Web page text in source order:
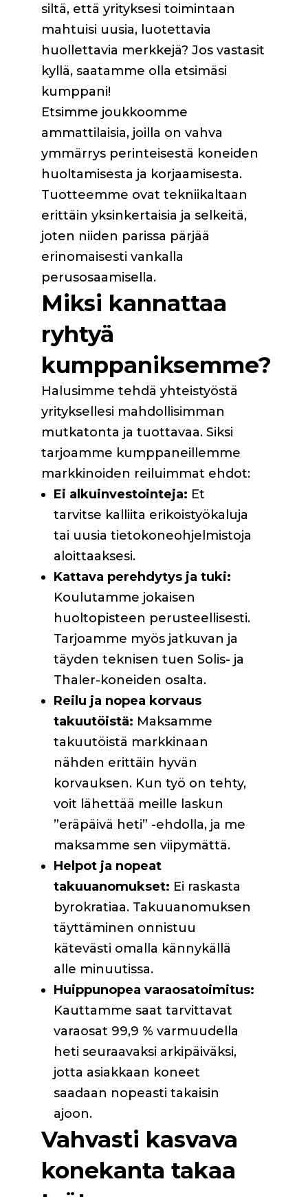
siltä, että yrityksesi toimintaan
mahtuisi uusia, luotettavia
huollettavia merkkejä? Jos vastasit
kyllä, saatamme olla etsimäsi
kumppani!
Etsimme joukkoomme
ammattilaisia, joilla on vahva
ymmärrys perinteisestä koneiden
huoltamisesta ja korjaamisesta.
Tuotteemme ovat tekniikaltaan
erittäin yksinkertaisia ja selkeitä,
joten niiden parissa pärjää
erinomaisesti vankalla
perusosaamisella.
Miksi kannattaa
ryhtyä
kumppaniksemme?
Halusimme tehdä yhteistyöstä
yrityksellesi mahdollisimman
mutkatonta ja tuottavaa. Siksi
tarjoamme kumppaneillemme
markkinoiden reiluimmat ehdot:
Ei alkuinvestointeja: Et
tarvitse kalliita erikoistyökaluja
tai uusia tietokoneohjelmistoja
aloittaaksesi.
Kattava perehdytys ja tuki:
Koulutamme jokaisen
huoltopisteen perusteellisesti.
Tarjoamme myös jatkuvan ja
täyden teknisen tuen Solis- ja
Thaler-koneiden osalta.
Reilu ja nopea korvaus
takuutöistä: Maksamme
takuutöistä markkinaan
nähden erittäin hyvän
korvauksen. Kun työ on tehty,
voit lähettää meille laskun
”eräpäivä heti” -ehdolla, ja me
maksamme sen viipymättä.
Helpot ja nopeat
takuuanomukset: Ei raskasta
byrokratiaa. Takuuanomuksen
täyttäminen onnistuu
kätevästi omalla kännykällä
alle minuutissa.
Huippunopea varaosatoimitus:
Kauttamme saat tarvittavat
varaosat 99,9 % varmuudella
heti seuraavaksi arkipäiväksi,
jotta asiakkaan koneet
saadaan nopeasti takaisin
ajoon.
Vahvasti kasvava
konekanta takaa